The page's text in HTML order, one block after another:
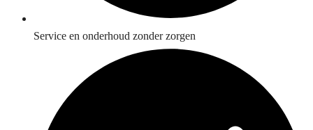
Service en onderhoud zonder zorgen